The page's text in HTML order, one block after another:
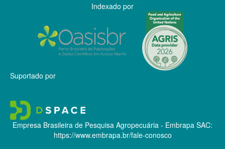
Indexado por
Suportado por
Empresa Brasileira de Pesquisa Agropecuária - Embrapa SAC:
https://www.embrapa.br/fale-conosco